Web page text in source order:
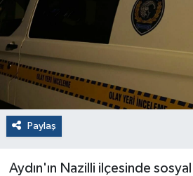
Paylaş
Aydın'ın Nazilli ilçesinde